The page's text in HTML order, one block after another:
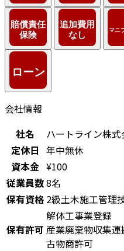
会社情報
社名
ハートライン株式
定休日 年中無休
資本金 ¥100
従業員数8名
保有資格 2級土木施工管理
保有許可
解体工事業登録
産業廃棄物収集
古物商許可